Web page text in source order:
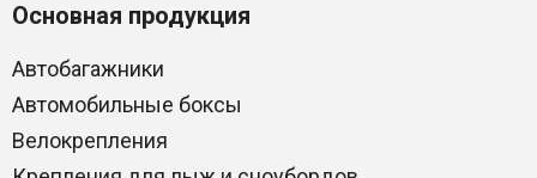
Основная продукция
Автобагажники
Автомобильные боксы
Велокрепления